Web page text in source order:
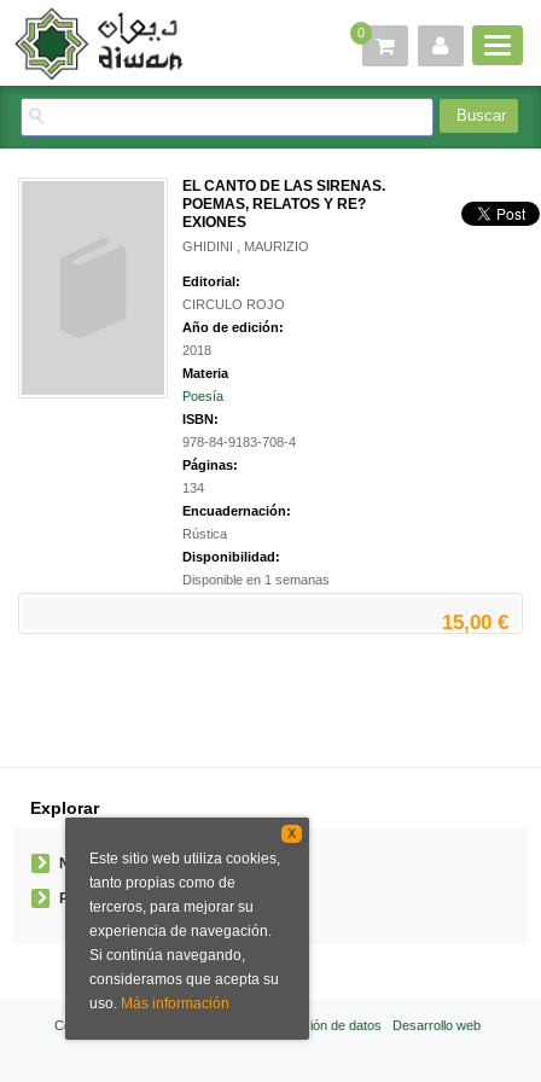
0
EL CANTO DE LAS SIRENAS.
POEMAS, RELATOS Y RE?
EXIONES
GHIDINI , MAURIZIO
Editorial:
CIRCULO ROJO
Año de edición:
2018
Materia
Poesía
ISBN:
978-84-9183-708-4
Páginas:
134
Encuadernación:
Rústica
Disponibilidad:
Disponible en 1 semanas
15,00 €
Explorar
Noticias
Pedidos especiales
Condiciones de venta Protección de datos Desarrollo web
X
Este sitio web utiliza cookies,
tanto propias como de
terceros, para mejorar su
experiencia de navegación.
Si continúa navegando,
consideramos que acepta su
uso. Más información